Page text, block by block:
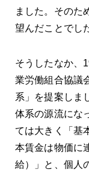
ました。そのた
望んだことでし
そうしたなか、
業労働組合協議
系」を提案しま
体系の源流にな
ては大きく「基
本賃金は物価に
給）」と、個人